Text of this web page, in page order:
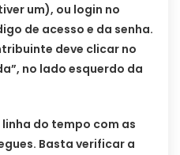
um), ou login no
de acesso e da senha.
deve clicar no
no lado esquerdo da
do tempo com as
Basta verificar a